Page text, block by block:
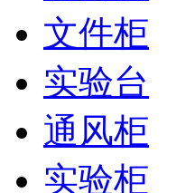
文件柜
实验台
通风柜
实验柜